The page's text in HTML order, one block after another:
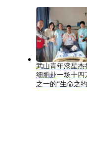
武山青年漆星杰
细胞赴一场十四
之一的“生命之